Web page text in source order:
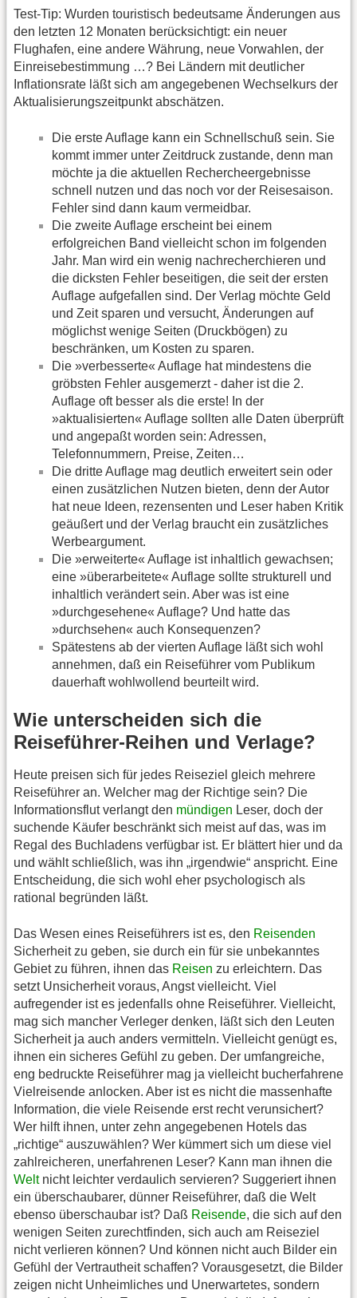
Test-Tip: Wurden touristisch bedeutsame Änderungen aus
den letzten 12 Monaten berücksichtigt: ein neuer
Flughafen, eine andere Währung, neue Vorwahlen, der
Einreisebestimmung …? Bei Ländern mit deutlicher
Inflationsrate läßt sich am angegebenen Wechselkurs der
Aktualisierungszeitpunkt abschätzen.
Die erste Auflage kann ein Schnellschuß sein. Sie
kommt immer unter Zeitdruck zustande, denn man
möchte ja die aktuellen Rechercheergebnisse
schnell nutzen und das noch vor der Reisesaison.
Fehler sind dann kaum vermeidbar.
Die zweite Auflage erscheint bei einem
erfolgreichen Band vielleicht schon im folgenden
Jahr. Man wird ein wenig nachrecherchieren und
die dicksten Fehler beseitigen, die seit der ersten
Auflage aufgefallen sind. Der Verlag möchte Geld
und Zeit sparen und versucht, Änderungen auf
möglichst wenige Seiten (Druckbögen) zu
beschränken, um Kosten zu sparen.
Die »verbesserte« Auflage hat mindestens die
gröbsten Fehler ausgemerzt - daher ist die 2.
Auflage oft besser als die erste! In der
»aktualisierten« Auflage sollten alle Daten überprüft
und angepaßt worden sein: Adressen,
Telefonnummern, Preise, Zeiten…
Die dritte Auflage mag deutlich erweitert sein oder
einen zusätzlichen Nutzen bieten, denn der Autor
hat neue Ideen, rezensenten und Leser haben Kritik
geäußert und der Verlag braucht ein zusätzliches
Werbeargument.
Die »erweiterte« Auflage ist inhaltlich gewachsen;
eine »überarbeitete« Auflage sollte strukturell und
inhaltlich verändert sein. Aber was ist eine
»durchgesehene« Auflage? Und hatte das
»durchsehen« auch Konsequenzen?
Spätestens ab der vierten Auflage läßt sich wohl
annehmen, daß ein Reiseführer vom Publikum
dauerhaft wohlwollend beurteilt wird.
Wie unterscheiden sich die
Reiseführer-Reihen und Verlage?
Heute preisen sich für jedes Reiseziel gleich mehrere
Reiseführer an. Welcher mag der Richtige sein? Die
Informationsflut verlangt den mündigen Leser, doch der
suchende Käufer beschränkt sich meist auf das, was im
Regal des Buchladens verfügbar ist. Er blättert hier und da
und wählt schließlich, was ihn „irgendwie“ anspricht. Eine
Entscheidung, die sich wohl eher psychologisch als
rational begründen läßt.
Das Wesen eines Reiseführers ist es, den Reisenden
Sicherheit zu geben, sie durch ein für sie unbekanntes
Gebiet zu führen, ihnen das Reisen zu erleichtern. Das
setzt Unsicherheit voraus, Angst vielleicht. Viel
aufregender ist es jedenfalls ohne Reiseführer. Vielleicht,
mag sich mancher Verleger denken, läßt sich den Leuten
Sicherheit ja auch anders vermitteln. Vielleicht genügt es,
ihnen ein sicheres Gefühl zu geben. Der umfangreiche,
eng bedruckte Reiseführer mag ja vielleicht bucherfahrene
Vielreisende anlocken. Aber ist es nicht die massenhafte
Information, die viele Reisende erst recht verunsichert?
Wer hilft ihnen, unter zehn angegebenen Hotels das
„richtige“ auszuwählen? Wer kümmert sich um diese viel
zahlreicheren, unerfahrenen Leser? Kann man ihnen die
Weltnicht leichter verdaulich servieren? Suggeriert ihnen
ein überschaubarer, dünner Reiseführer, daß die Welt
ebenso überschaubar ist? Daß Reisende, die sich auf den
wenigen Seiten zurechtfinden, sich auch am Reiseziel
nicht verlieren können? Und können nicht auch Bilder ein
Gefühl der Vertrautheit schaffen? Vorausgesetzt, die Bilder
zeigen nicht Unheimliches und Unerwartetes, sondern